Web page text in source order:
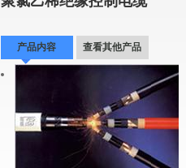
产品内容 查看其他产品